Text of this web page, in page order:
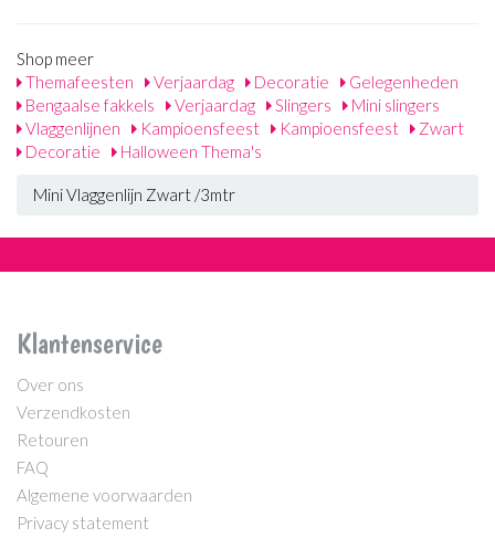
Shop meer
Themafeesten
Verjaardag Decoratie
Gelegenheden
Bengaalse fakkels
Verjaardag Slingers
Mini slingers
Vlaggenlijnen
Kampioensfeest Kampioensfeest
Zwart
Decoratie
Halloween Thema's
Mini Vlaggenlijn Zwart /3mtr
Klantenservice
Over ons
Verzendkosten
Retouren
FAQ
Algemene voorwaarden
Privacy statement